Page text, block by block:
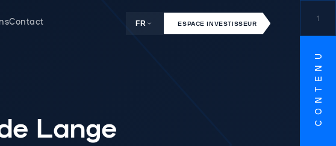
Contact FR ESPACE INVESTISSEUR
1
CONTENU
Lange